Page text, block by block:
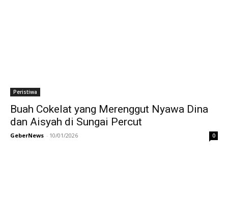
Peristiwa
Buah Cokelat yang Merenggut Nyawa Dina
dan Aisyah di Sungai Percut
GeberNews - 10/01/2026 0